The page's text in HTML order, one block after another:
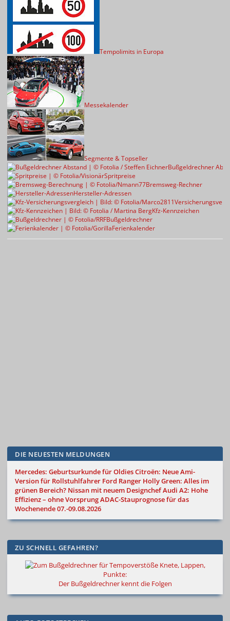
Tempolimits in Europa
Messekalender
Segmente & Topseller
Bußgeldrechner
Spritpreise
Bremsweg-Rechner
Hersteller-Adressen
Kfz-Kennzeichen
Bußgeldrechner
Ferienkalender
DIE NEUESTEN MELDUNGEN
Mercedes: Geburtsurkunde für OldiesCitroën: Neue Ami-
Version für Rollstuhlfahrer Ford Ranger Holly Green: Alles im
grünen Bereich? Nissan mit neuem DesignchefAudi A2: Hohe
Effizienz – ohne VorsprungADAC-Stauprognose für das
Wochenende 07.-09.08.2026
ZU SCHNELL GEFAHREN?
Knete, Lappen,
Punkte:
Der Bußgeldrechner kennt die Folgen